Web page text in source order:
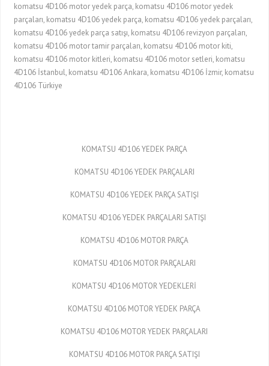
komatsu 4D106 motor yedek parça, komatsu 4D106 motor yedek
parçaları, komatsu 4D106 yedek parça, komatsu 4D106 yedek parçaları,
komatsu 4D106 yedek parça satışı, komatsu 4D106 revizyon parçaları,
komatsu 4D106 motor tamir parçaları, komatsu 4D106 motor kiti,
komatsu 4D106 motor kitleri, komatsu 4D106 motor setleri, komatsu
4D106 İstanbul, komatsu 4D106 Ankara, komatsu 4D106 İzmir, komatsu
4D106 Türkiye
KOMATSU 4D106 YEDEK PARÇA
KOMATSU 4D106 YEDEK PARÇALARI
KOMATSU 4D106 YEDEK PARÇA SATIŞI
KOMATSU 4D106 YEDEK PARÇALARI SATIŞI
KOMATSU 4D106 MOTOR PARÇA
KOMATSU 4D106 MOTOR PARÇALARI
KOMATSU 4D106 MOTOR YEDEKLERİ
KOMATSU 4D106 MOTOR YEDEK PARÇA
KOMATSU 4D106 MOTOR YEDEK PARÇALARI
KOMATSU 4D106 MOTOR PARÇA SATIŞI